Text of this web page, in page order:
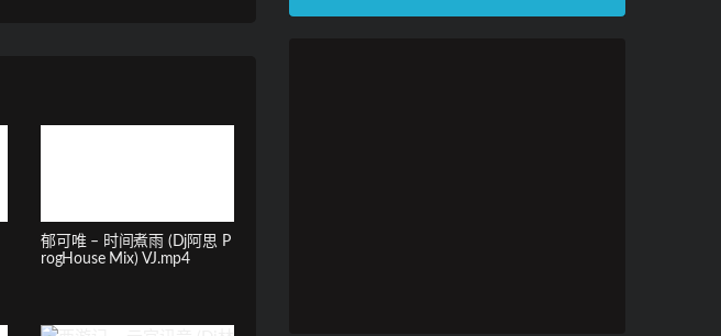
郁可唯 – 时间煮雨 (Dj阿思 P
rogHouse Mix) VJ.mp4